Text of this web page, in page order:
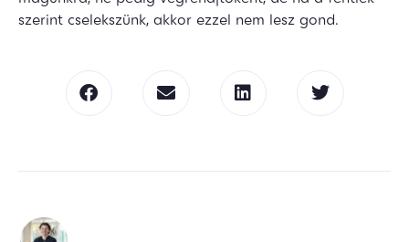
szerint cselekszünk, akkor ezzel nem lesz gond.